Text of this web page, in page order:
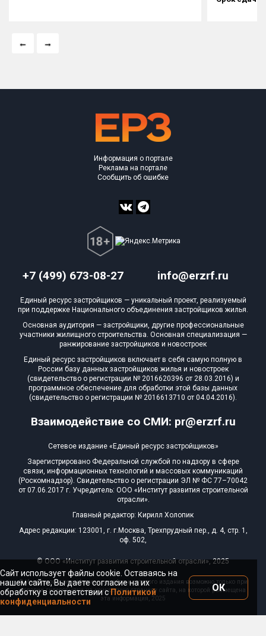
+7 (499) 673-08-27 info@erzrf.ru
Взаимодействие со СМИ: pr@erzrf.ru
Информация о портале
Реклама на портале
Сообщить об ошибке
Единый ресурс застройщиков — уникальный проект, реализуемый
при поддержке Национального объединения застройщиков жилья.
Основная аудитория — застройщики, другие профессиональные
участники жилищного строительства. Основная специализация —
ранжирование застройщиков и новостроек
Единый ресурс застройщиков включает в себя самую полную в
России базу данных застройщиков жилья и новостроек
(свидетельство о регистрации № 2016620396 от 28.03.2016) и
программное обеспечение для обработки этой базы данных
(свидетельство о регистрации № 2016613710 от 04.04.2016).
Сетевое издание «Единый ресурс застройщиков»
Зарегистрировано Федеральной службой по надзору в сфере
связи, информационных технологий и массовых коммуникаций
(Роскомнадзор). Свидетельство о регистрации ЭЛ № ФС 77–70042
от 07.06.2017 г. Учредитель: ООО «Институт развития строительной
отрасли».
Главный редактор: Кирилл Холопик
Адрес редакции: 123001, г. г.Москва, Трехпрудный пер., д. 4, стр. 1,
оф. 502,
© ООО «Институт развития строительной отрасли», 2025
© Использование информации сайта и сетевого издания возможно только при
условии гиперссылки на конкретную страницу сайта, на которой размещена
эта информация, 2025
Сайт использует файлы cookie. Оставаясь на
нашем сайте, Вы даете согласие на их
обработку в соответствии сПолитикой
конфиденциальности
ОК